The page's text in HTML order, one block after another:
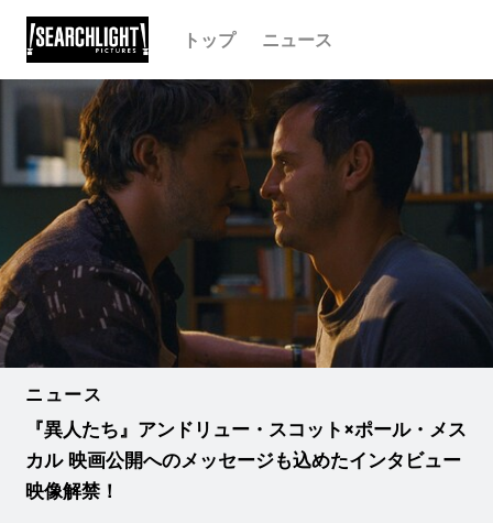
トップ ニュース
ニュース
『異人たち』アンドリュー・スコット×ポール・メス
カル 映画公開へのメッセージも込めたインタビュー
映像解禁！